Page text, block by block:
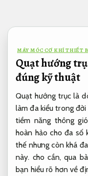
nội
MÁY MÓC CƠ KHÍ THIẾT
Quạt hướng
đúng kỹ thuật
Quạt hướng trục là
làm đa kiểu trong
tiềm năng thông
hoàn hảo cho đa số
thế nhưng còn khá
này. cho cần, qua
bạn hiểu rõ hơn về